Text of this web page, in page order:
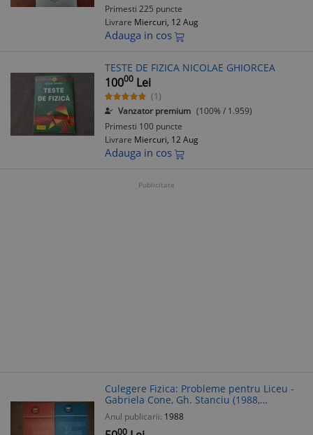
Primesti 225 puncte
Livrare Miercuri, 12 Aug
Adauga in cos
TESTE DE FIZICA NICOLAE GHIORCEA
10000 Lei
(1)
Vanzator premium (100% / 1.959)
Primesti 100 puncte
Livrare Miercuri, 12 Aug
Adauga in cos
Publicitate
Culegere Fizica: Probleme pentru Liceu -
Gabriela Cone, Gh. Stanciu (1988,
Academiei RSR)
Anul publicarii: 1988
00